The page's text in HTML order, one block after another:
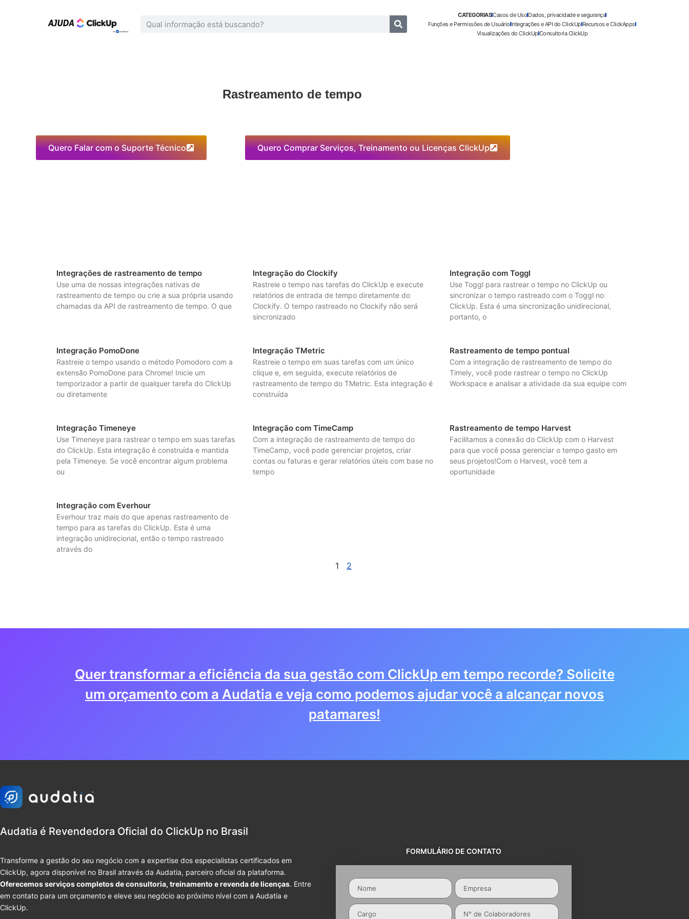
CATEGORIASCasos de Uso Dados, privacidade e segurança
Funções e Permissões de UsuárioIntegrações e API do ClickUpRecursos e ClickApps
Visualizações do ClickUpConsultoria ClickUp
Rastreamento de tempo
Quero Falar com o Suporte Técnico Quero Comprar Serviços, Treinamento ou Licenças ClickUp
Integrações de rastreamento de tempo
Use uma de nossas integrações nativas de
rastreamento de tempo ou crie a sua própria usando
chamadas da API de rastreamento de tempo. O que
Integração do Clockify
Rastreie o tempo nas tarefas do ClickUp e execute
relatórios de entrada de tempo diretamente do
Clockify. O tempo rastreado no Clockify não será
sincronizado
Integração com Toggl
Use Toggl para rastrear o tempo no ClickUp ou
sincronizar o tempo rastreado com o Toggl no
ClickUp. Esta é uma sincronização unidirecional,
portanto, o
Integração PomoDone
Rastreie o tempo usando o método Pomodoro com a
extensão PomoDone para Chrome! Inicie um
temporizador a partir de qualquer tarefa do ClickUp
ou diretamente
Integração TMetric
Rastreie o tempo em suas tarefas com um único
clique e, em seguida, execute relatórios de
rastreamento de tempo do TMetric. Esta integração é
construída
Rastreamento de tempo pontual
Com a integração de rastreamento de tempo do
Timely, você pode rastrear o tempo no ClickUp
Workspace e analisar a atividade da sua equipe com
Integração Timeneye
Use Timeneye para rastrear o tempo em suas tarefas
do ClickUp. Esta integração é construída e mantida
pela Timeneye. Se você encontrar algum problema
ou
Integração com TimeCamp
Com a integração de rastreamento de tempo do
TimeCamp, você pode gerenciar projetos, criar
contas ou faturas e gerar relatórios úteis com base no
tempo
Rastreamento de tempo Harvest
Facilitamos a conexão do ClickUp com o Harvest
para que você possa gerenciar o tempo gasto em
seus projetos!Com o Harvest, você tem a
oportunidade
Integração com Everhour
Everhour traz mais do que apenas rastreamento de
tempo para as tarefas do ClickUp. Esta é uma
integração unidirecional, então o tempo rastreado
através do
1 2
Quer transformar a eficiência da sua gestão com ClickUp em tempo recorde? Solicite
um orçamento com a Audatia e veja como podemos ajudar você a alcançar novos
patamares!
Audatia é Revendedora Oficial do ClickUp no Brasil
Transforme a gestão do seu negócio com a expertise dos especialistas certificados em
ClickUp, agora disponível no Brasil através da Audatia, parceiro oficial da plataforma.
Oferecemos serviços completos de consultoria, treinamento e revenda de licenças. Entre
em contato para um orçamento e eleve seu negócio ao próximo nível com a Audatia e
ClickUp.
FORMULÁRIO DE CONTATO